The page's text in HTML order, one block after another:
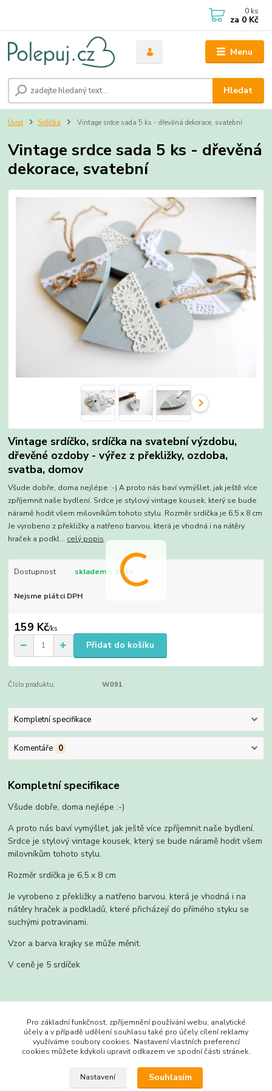
Menu
Hledat
0 ks
za 0 Kč
Úvod Srdíčka Vintage srdce sada 5 ks - dřevěná dekorace, svatební
Vintage srdce sada 5 ks - dřevěná
dekorace, svatební
Vintage srdíčko, srdíčka na svatební výzdobu,
dřevěné ozdoby - výřez z překližky, ozdoba,
svatba, domov
Všude dobře, doma nejlépe :-) A proto nás baví vymýšlet, jak ještě více
zpříjemnit naše bydlení. Srdce je stylový vintage kousek, který se bude
náramě hodit všem milovníkům tohoto stylu. Rozměr srdíčka je 6,5 x 8 cm
Je vyrobeno z překližky a natřeno barvou, která je vhodná i na nátěry
hraček a podkl... celý popis
Dostupnost skladem > 10 ks
Nejsme plátci DPH
159 Kč/ks
Přidat do košíku
Číslo produktu: W091
Kompletní specifikace
Komentáře 0
Kompletní specifikace
Všude dobře, doma nejlépe :-)
A proto nás baví vymýšlet, jak ještě více zpříjemnit naše bydlení.
Srdce je stylový vintage kousek, který se bude náramě hodit všem
milovníkům tohoto stylu.
Rozměr srdíčka je 6,5 x 8 cm
Je vyrobeno z překližky a natřeno barvou, která je vhodná i na
nátěry hraček a podkladů, které přicházejí do přímého styku se
suchými potravinami.
Vzor a barva krajky se může měnit.
V ceně je 5 srdíček
Zboží zařazeno v kategoriích
Srdíčka
Pro základní funkčnost, zpříjemnění používání webu, analytické
účely a v případě udělení souhlasu také pro účely cílení reklamy
využíváme soubory cookies. Nastavení vlastních preferencí
cookies můžete kdykoli upravit odkazem ve spodní části stránek.
Nastavení Souhlasím